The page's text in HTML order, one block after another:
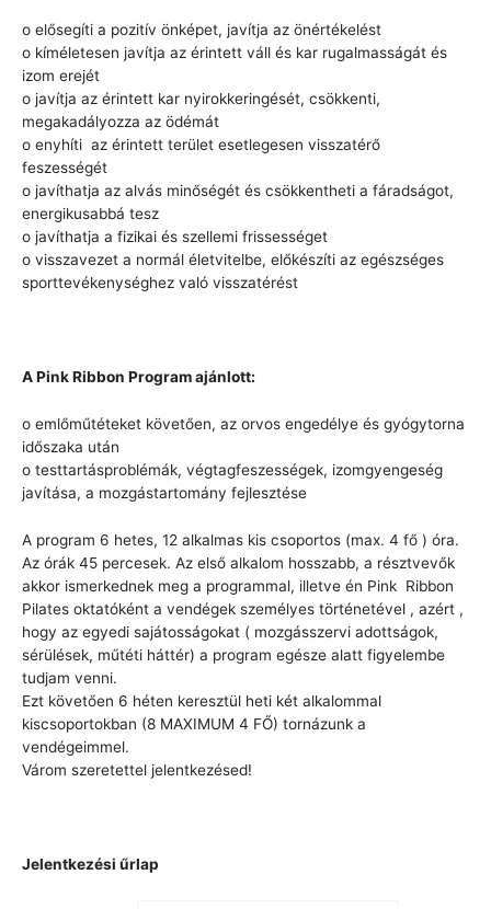
o elősegíti a pozitív önképet, javítja az önértékelést
o kíméletesen javítja az érintett váll és kar rugalmasságát és
izom erejét
o javítja az érintett kar nyirokkeringését, csökkenti,
megakadályozza az ödémát
o enyhíti az érintett terület esetlegesen visszatérő
feszességét
o javíthatja az alvás minőségét és csökkentheti a fáradságot,
energikusabbá tesz
o javíthatja a fizikai és szellemi frissességet
o visszavezet a normál életvitelbe, előkészíti az egészséges
sporttevékenységhez való visszatérést
A Pink Ribbon Program ajánlott:
o emlőműtéteket követően, az orvos engedélye és gyógytorna
időszaka után
o testtartásproblémák, végtagfeszességek, izomgyengeség
javítása, a mozgástartomány fejlesztése
A program 6 hetes, 12 alkalmas kis csoportos (max. 4 fő ) óra.
Az órák 45 percesek. Az első alkalom hosszabb, a résztvevők
akkor ismerkednek meg a programmal, illetve én Pink Ribbon
Pilates oktatóként a vendégek személyes történetével , azért ,
hogy az egyedi sajátosságokat ( mozgásszervi adottságok,
sérülések, műtéti háttér) a program egésze alatt figyelembe
tudjam venni.
Ezt követően 6 héten keresztül heti két alkalommal
kiscsoportokban (8 MAXIMUM 4 FŐ) tornázunk a
vendégeimmel.
Várom szeretettel jelentkezésed!
Jelentkezési űrlap